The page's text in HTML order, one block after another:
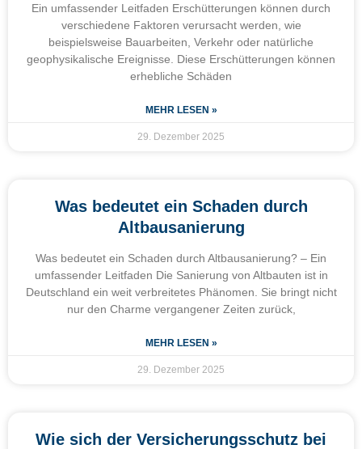
Ein umfassender Leitfaden Erschütterungen können durch
verschiedene Faktoren verursacht werden, wie
beispielsweise Bauarbeiten, Verkehr oder natürliche
geophysikalische Ereignisse. Diese Erschütterungen können
erhebliche Schäden
MEHR LESEN »
29. Dezember 2025
Was bedeutet ein Schaden durch
Altbausanierung
Was bedeutet ein Schaden durch Altbausanierung? – Ein
umfassender Leitfaden Die Sanierung von Altbauten ist in
Deutschland ein weit verbreitetes Phänomen. Sie bringt nicht
nur den Charme vergangener Zeiten zurück,
MEHR LESEN »
29. Dezember 2025
Wie sich der Versicherungsschutz bei